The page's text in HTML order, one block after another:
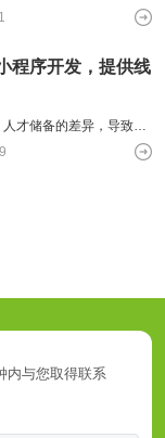
上网搜索自己不明白的
程序开发，提供线
才储备的差异，导致行
，越不发达的城市越少
内与您取得联系